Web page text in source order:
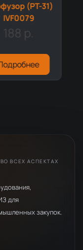
(PT-31)
IVF0079
188 р.
ВСЕХ АСПЕКТАХ
для
закупок.